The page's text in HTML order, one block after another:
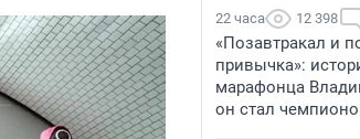
22 часа 12 398
«Позавтракал и
привычка»:
марафонца
он стал